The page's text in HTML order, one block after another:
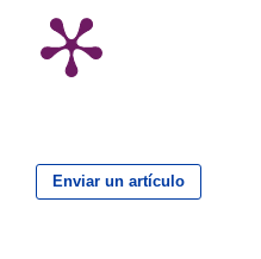
Enviar un artículo